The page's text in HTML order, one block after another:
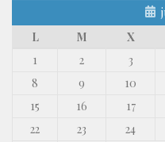
L
M X
1 2 3
8
9 10
15
16 17
22
23 24